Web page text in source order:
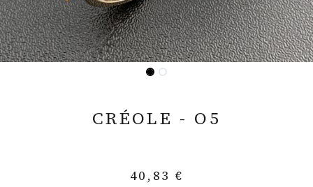
CRÉOLE - O5
40,83 €